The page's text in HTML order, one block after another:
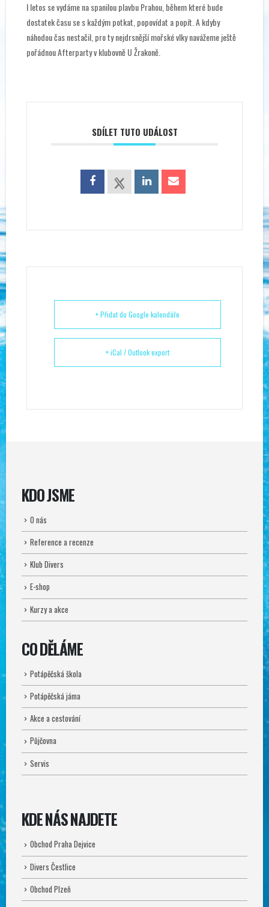
I letos se vydáme na spanilou plavbu Prahou, během které bude
dostatek času se s každým potkat, popovídat a popít. A kdyby
náhodou čas nestačil, pro ty nejdrsnější mořské vlky navážeme ještě
pořádnou Afterparty v klubovně U Žrakoně.
SDÍLET TUTO UDÁLOST
+ Přidat do Google kalendáře
+ iCal / Outlook export
KDO JSME
O nás
Reference a recenze
Klub Divers
E-shop
Kurzy a akce
CO DĚLÁME
Potápěčská škola
Potápěčská jáma
Akce a cestování
Půjčovna
Servis
KDE NÁS NAJDETE
Obchod Praha Dejvice
Divers Čestlice
Obchod Plzeň